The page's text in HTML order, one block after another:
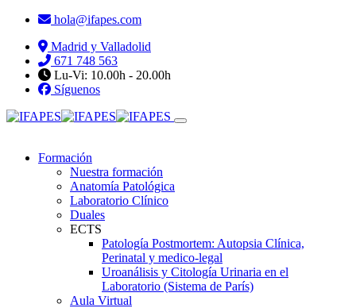
hola@ifapes.com
Madrid y Valladolid
671 748 563
Lu-Vi: 10.00h - 20.00h
Síguenos
Formación
Nuestra formación
Anatomía Patológica
Laboratorio Clínico
Duales
ECTS
Patología Postmortem: Autopsia Clínica,
Perinatal y medico-legal
Uroanálisis y Citología Urinaria en el
Laboratorio (Sistema de París)
Aula Virtual